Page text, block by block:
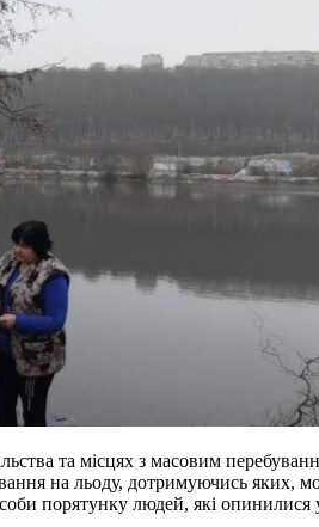
та місцях з масовим
на льоду, дотримуючись яких,
порятунку людей, які опинилися